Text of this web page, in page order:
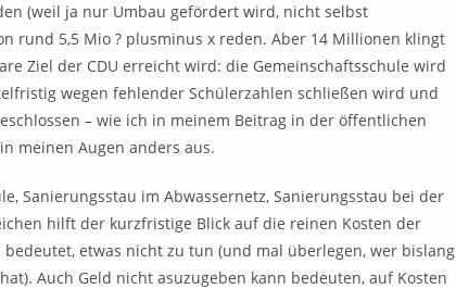
(weil ja nur Umbau gefördert wird, nicht selbst
rund 5,5 Mio ? plusminus x reden. Aber 14 Millionen klingt
Ziel der CDU erreicht wird: die Gemeinschaftsschule wird
wegen fehlender Schülerzahlen schließen wird und
– wie ich in meinem Beitrag in der öffentlichen
meinen Augen anders aus.
Sanierungsstau im Abwassernetz, Sanierungsstau bei der
hilft der kurzfristige Blick auf die reinen Kosten der
etwas nicht zu tun (und mal überlegen, wer bislang
Auch Geld nicht asuzugeben kann bedeuten, auf Kosten